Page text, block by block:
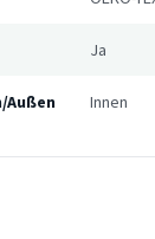
Ja
Außen Innen